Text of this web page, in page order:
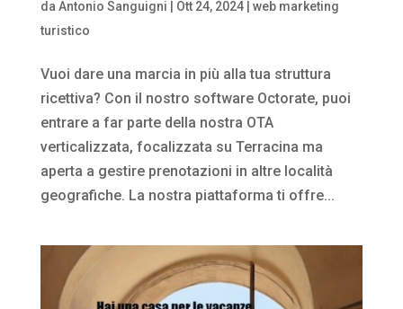
da Antonio Sanguigni Ott 24, 2024| web marketing
turistico
Vuoi dare una marcia in più alla tua struttura
ricettiva? Con il nostro software Octorate, puoi
entrare a far parte della nostra OTA
verticalizzata, focalizzata su Terracina ma
aperta a gestire prenotazioni in altre località
geografiche. La nostra piattaforma ti offre...